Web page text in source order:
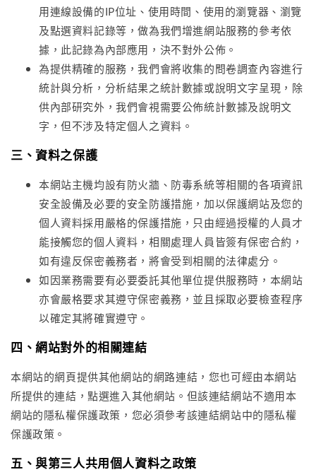
用連線設備的IP位址、使用時間、使用的瀏覽器、瀏覽
及點選資料記錄等，做為我們增進網站服務的參考依
據，此記錄為內部應用，決不對外公佈。
為提供精確的服務，我們會將收集的問卷調查內容進行
統計與分析，分析結果之統計數據或說明文字呈現，除
供內部研究外，我們會視需要公佈統計數據及說明文
字，但不涉及特定個人之資料。
三、資料之保護
本網站主機均設有防火牆、防毒系統等相關的各項資訊
安全設備及必要的安全防護措施，加以保護網站及您的
個人資料採用嚴格的保護措施，只由經過授權的人員才
能接觸您的個人資料，相關處理人員皆簽有保密合約，
如有違反保密義務者，將會受到相關的法律處分。
如因業務需要有必要委託其他單位提供服務時，本網站
亦會嚴格要求其遵守保密義務，並且採取必要檢查程序
以確定其將確實遵守。
四、網站對外的相關連結
本網站的網頁提供其他網站的網路連結，您也可經由本網站
所提供的連結，點選進入其他網站。但該連結網站不適用本
網站的隱私權保護政策，您必須參考該連結網站中的隱私權
保護政策。
五、與第三人共用個人資料之政策